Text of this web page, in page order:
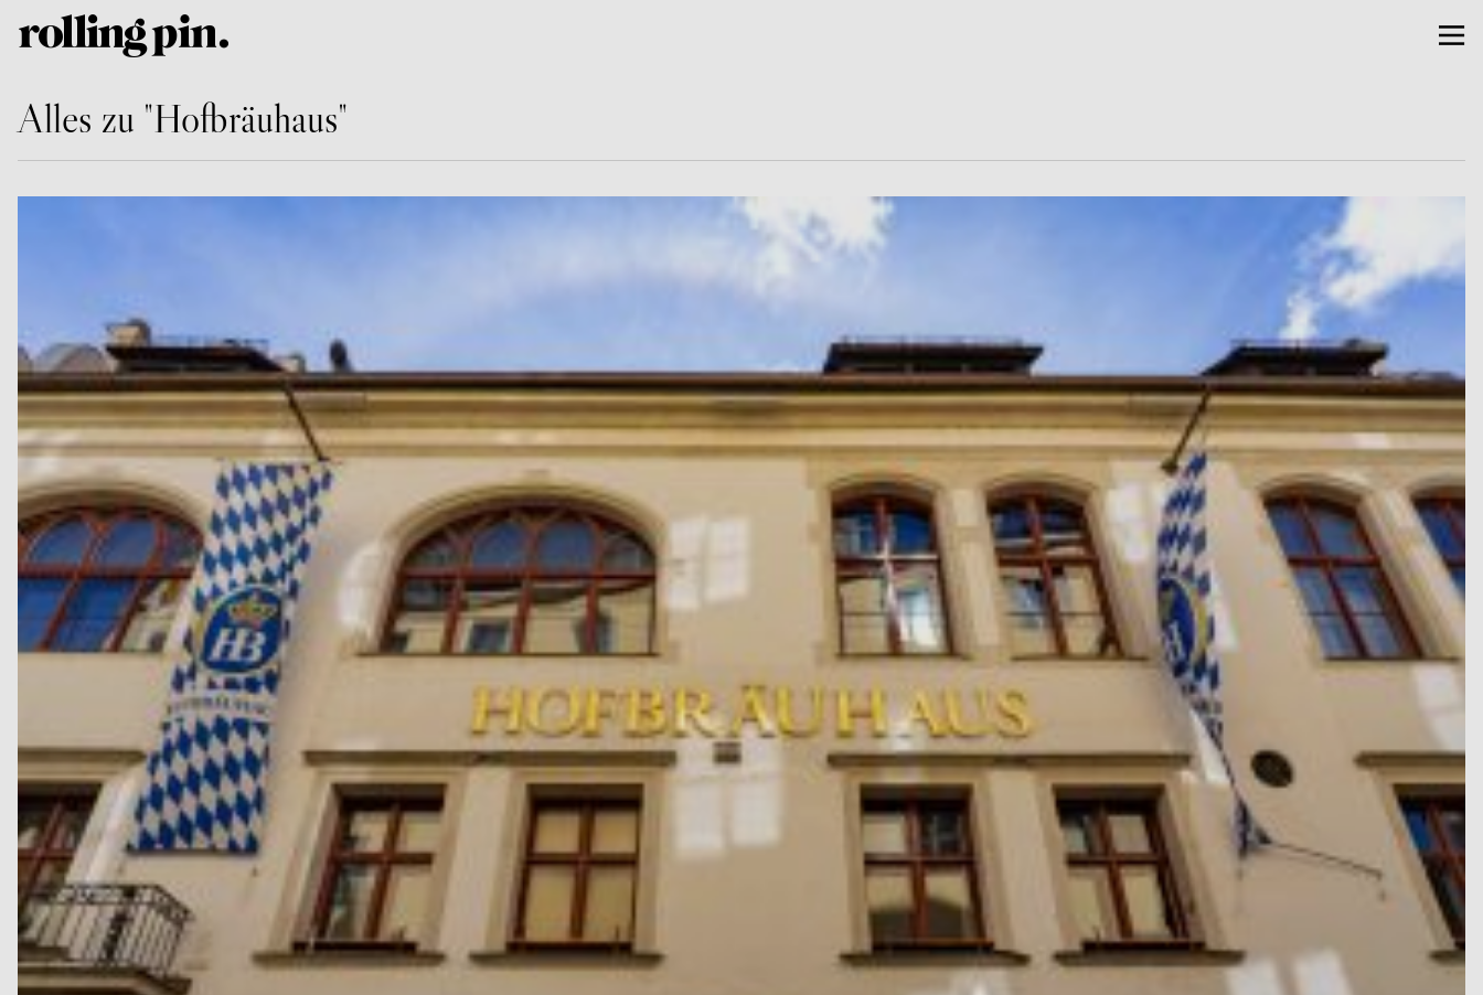
Alles zu "Hofbräuhaus"